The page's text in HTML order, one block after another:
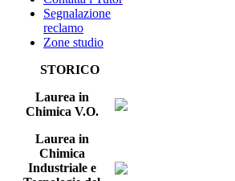
Segnalazione
reclamo
Zone studio
STORICO
Laurea in
Chimica V.O.
Laurea in
Chimica
Industriale e